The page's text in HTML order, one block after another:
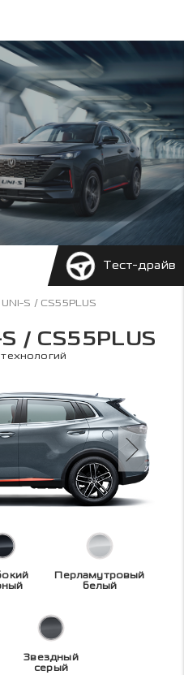
Тест-драйв
UNI-S / CS55PLUS
/ CS55PLUS
Перламутровый
белый
Звездный
серый